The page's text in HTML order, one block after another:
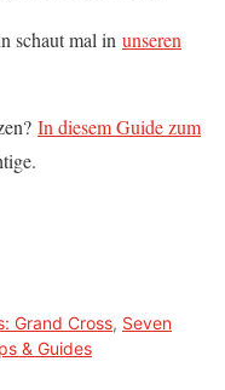
schaut mal in unseren
In diesem Guide zum
Grand Cross, Seven
& Guides